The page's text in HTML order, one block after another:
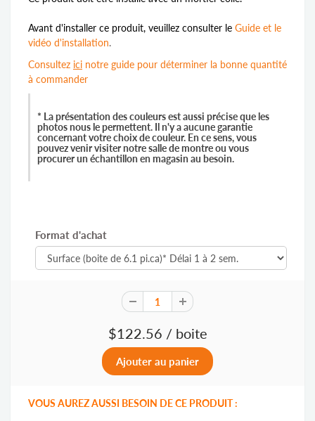
Avant d'installer ce produit, veuillez consulter le Guide et le
vidéo d'installation.
Consultez ici notre guide pour déterminer la bonne quantité
à commander
* La présentation des couleurs est aussi précise que les
photos nous le permettent. Il n'y a aucune garantie
concernant votre choix de couleur. En ce sens, vous
pouvez venir visiter notre salle de montre ou vous
procurer un échantillon en magasin au besoin.
Format d'achat
$122.56 / boite
VOUS AUREZ AUSSI BESOIN DE CE PRODUIT :